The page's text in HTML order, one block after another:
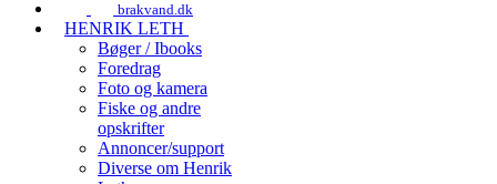
brakvand.dk
HENRIK LETH
Bøger / Ibooks
Foredrag
Foto og kamera
Fiske og andre
opskrifter
Annoncer/support
Diverse om Henrik